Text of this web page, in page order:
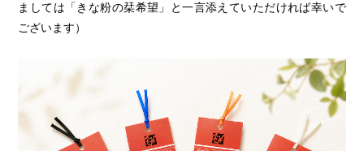
ましては「きな粉の栞希望」と一言添えていただければ幸いで
ございます）